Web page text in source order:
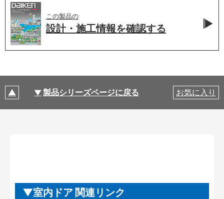
この製品の
設計・施工情報を確認する
製品シリーズページに戻る お気に入り
室内ドア 関連リンク